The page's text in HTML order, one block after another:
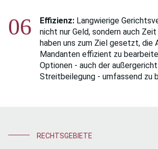
06 Effizienz: Langwierige
nicht nur Geld, sondern auch Zeit
haben uns zum Ziel gesetzt, die
Mandanten effizient zu
Optionen - auch der
Streitbeilegung - umfassend zu
RECHTSGEBIETE